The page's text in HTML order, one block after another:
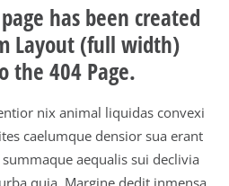
has been created
Layout (full width)
the 404 Page.
nix animal liquidas convexi
caelumque densior sua erant
aequalis sui declivia